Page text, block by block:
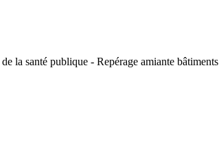
la santé publique - Repérage amiante bâtiments